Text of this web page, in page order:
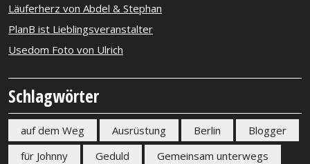
Läuferherz von Abdel & Stephan
PlanB ist Lieblingsveranstalter
Usedom Foto von Ulrich
Schlagwörter
auf dem Weg Ausrüstung Berlin
Blogger
für Johnny
Geduld
Gemeinsam unterwegs